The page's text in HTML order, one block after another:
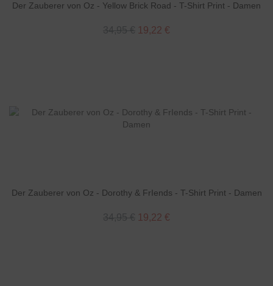
Der Zauberer von Oz - Yellow Brick Road - T-Shirt Print - Damen
19,22 €
Der Zauberer von Oz - Dorothy & FrIends - T-Shirt Print - Damen
19,22 €